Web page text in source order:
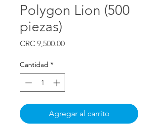
Polygon Lion (500
piezas)
CRC 9,500.00Precio
Cantidad *
Agregar al carrito